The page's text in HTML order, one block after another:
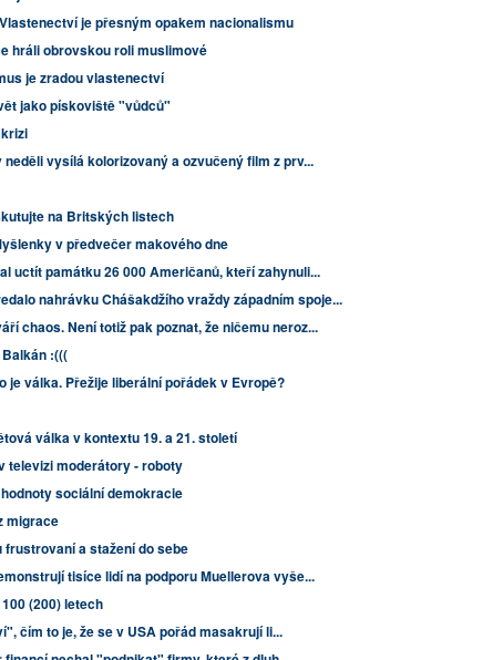
je přesným opakem nacionalismu
hráli obrovskou roli muslimové
je zradou vlastenectví
jako pískoviště "vůdců"
vysílá kolorizovaný a ozvučený film z prv...
na Britských listech
v předvečer makového dne
uctít památku 26 000 Američanů, kteří zahynuli...
nahrávku Chášakdžího vraždy západním spoje...
chaos. Není totiž pak poznat, že ničemu neroz...
:(((
je válka. Přežije liberální pořádek v Evropě?
válka v kontextu 19. a 21. století
televizi moderátory - roboty
sociální demokracie
migrace
frustrovaní a stažení do sebe
tisíce lidí na podporu Muellerova vyše...
(200) letech
čím to je, že se v USA pořád masakrují li...